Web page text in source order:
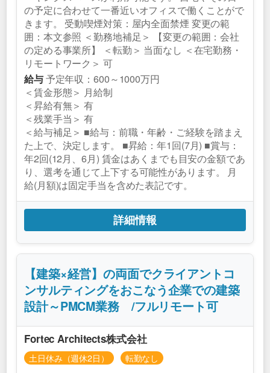
の予定に合わせて一番近いオフィスで働くことがで
きます。 受動喫煙対策：屋内全面禁煙 変更の範
囲：本文参照 ＜勤務地補足＞ 【変更の範囲：会社
の定める事業所】 ＜転勤＞ 当面なし ＜在宅勤務・
リモートワーク＞ 可
給与予定年収：600～1000万円
＜賃金形態＞ 月給制
＜昇給有無＞ 有
＜残業手当＞ 有
＜給与補足＞ ■給与：前職・年齢・ご経験を踏まえ
た上で、決定します。 ■昇給：年1回(7月) ■賞与：
年2回(12月、6月) 賃金はあくまでも目安の金額であ
り、選考を通じて上下する可能性があります。 月
給(月額)は固定手当を含めた表記です。
詳細情報
【建築×経営】の両面でクライアントコ
ンサルティングをおこなう企業での建築
設計～PMCM業務 /フルリモート可
Fortec Architects株式会社
土日休み（週休2日） 転勤なし